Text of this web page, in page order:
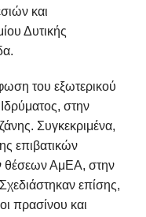
και
Δυτικής
του εξωτερικού
στην
Συγκεκριμένα,
επιβατικών
θέσεων ΑμΕΑ, στην
επίσης,
πρασίνου και